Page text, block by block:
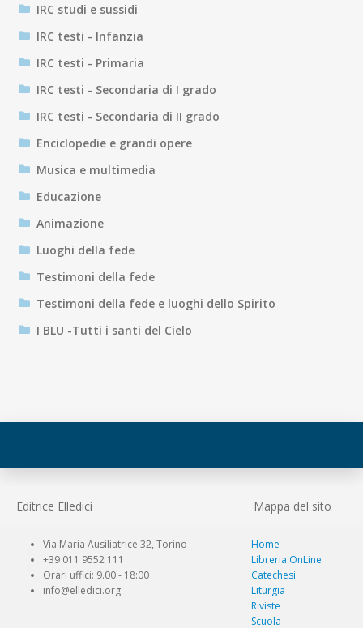
IRC studi e sussidi
IRC testi - Infanzia
IRC testi - Primaria
IRC testi - Secondaria di I grado
IRC testi - Secondaria di II grado
Enciclopedie e grandi opere
Musica e multimedia
Educazione
Animazione
Luoghi della fede
Testimoni della fede
Testimoni della fede e luoghi dello Spirito
I BLU -Tutti i santi del Cielo
Editrice Elledici Mappa del sito
Via Maria Ausiliatrice 32, Torino
+39 011 9552 111
Orari uffici: 9.00 - 18:00
info@elledici.org
Home
Libreria OnLine
Catechesi
Liturgia
Riviste
Scuola